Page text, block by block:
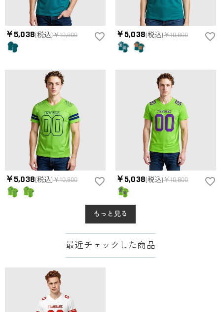
￥5,038(税込)￥10,800 ￥5,038(税込)￥10,800
￥5,038(税込)￥10,800 ￥5,038(税込)￥10,800
もっと見る
最近チェックした商品